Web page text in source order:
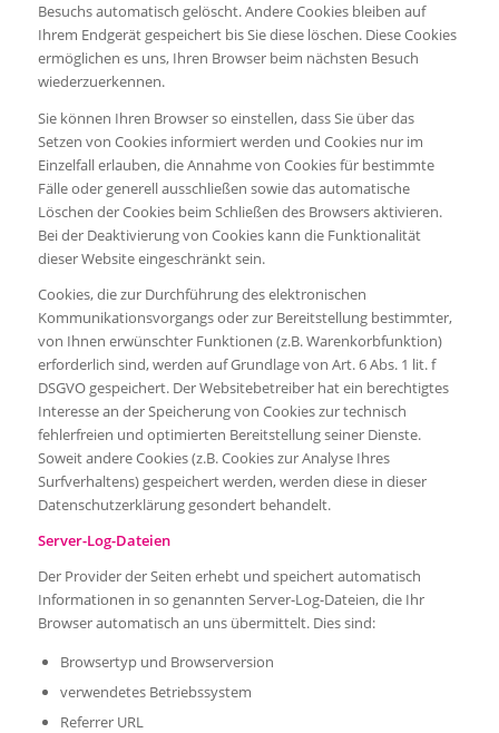
Besuchs automatisch gelöscht. Andere Cookies bleiben auf
Ihrem Endgerät gespeichert bis Sie diese löschen. Diese Cookies
ermöglichen es uns, Ihren Browser beim nächsten Besuch
wiederzuerkennen.
Sie können Ihren Browser so einstellen, dass Sie über das
Setzen von Cookies informiert werden und Cookies nur im
Einzelfall erlauben, die Annahme von Cookies für bestimmte
Fälle oder generell ausschließen sowie das automatische
Löschen der Cookies beim Schließen des Browsers aktivieren.
Bei der Deaktivierung von Cookies kann die Funktionalität
dieser Website eingeschränkt sein.
Cookies, die zur Durchführung des elektronischen
Kommunikationsvorgangs oder zur Bereitstellung bestimmter,
von Ihnen erwünschter Funktionen (z.B. Warenkorbfunktion)
erforderlich sind, werden auf Grundlage von Art. 6 Abs. 1 lit. f
DSGVO gespeichert. Der Websitebetreiber hat ein berechtigtes
Interesse an der Speicherung von Cookies zur technisch
fehlerfreien und optimierten Bereitstellung seiner Dienste.
Soweit andere Cookies (z.B. Cookies zur Analyse Ihres
Surfverhaltens) gespeichert werden, werden diese in dieser
Datenschutzerklärung gesondert behandelt.
Server-Log-Dateien
Der Provider der Seiten erhebt und speichert automatisch
Informationen in so genannten Server-Log-Dateien, die Ihr
Browser automatisch an uns übermittelt. Dies sind:
Browsertyp und Browserversion
verwendetes Betriebssystem
Referrer URL